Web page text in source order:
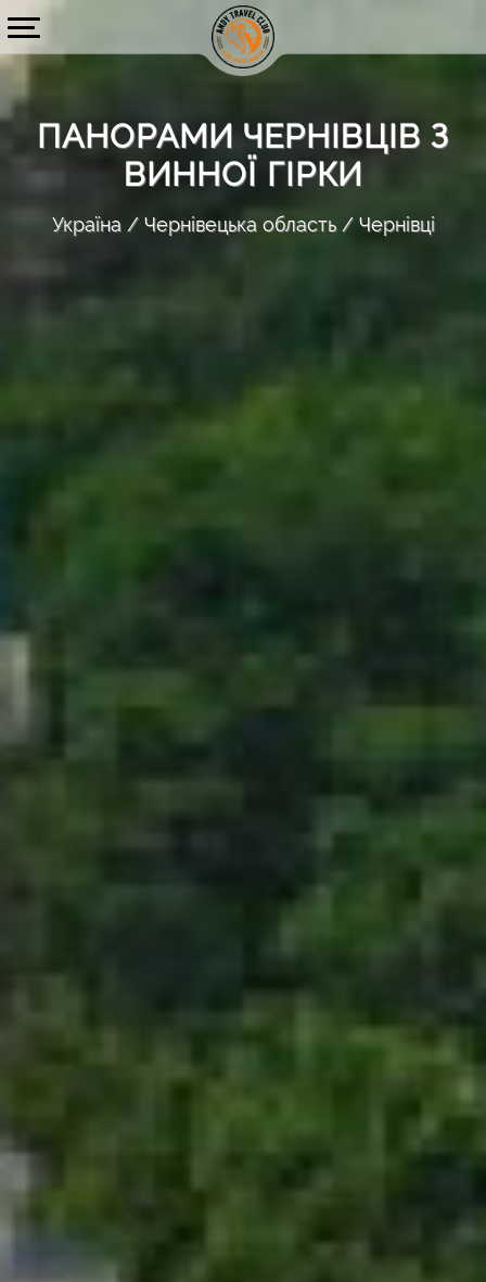
ПАНОРАМИ ЧЕРНІВЦІВ З
ВИННОЇ ГІРКИ
Україна Чернівецька область Чернівці